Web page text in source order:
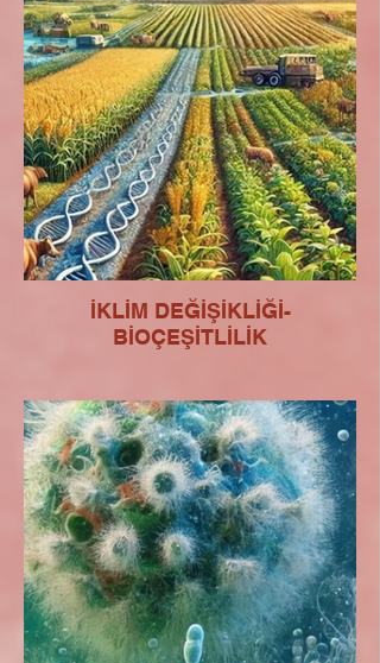
İKLİM DEĞİŞİKLİĞİ-
BİOÇEŞİTLİLİK